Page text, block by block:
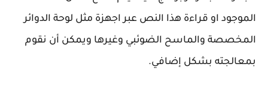
الموجود او قراءة هذا النص عبر اجهزة مثل لوحة الدوائر
المخصصة والماسح الضوئبي وغيرها ويمكن أن نقوم
بمعالجته بشكل إضافي.